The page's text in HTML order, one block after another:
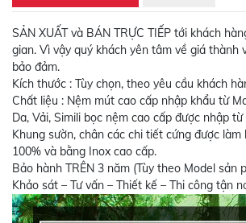
SẢN XUẤT và BÁN TRỰC TIẾP tới khách
gian. Vì vậy quý khách yên tâm về giá thành
bảo đảm.
Kích thước : Tùy chọn, theo yêu cầu khách
Chất liệu : Nệm mút cao cấp nhập khẩu từ
Da, Vải, Simili bọc nệm cao cấp được nhập
Khung sườn, chân các chi tiết cứng được
100% và bằng Inox cao cấp.
Bảo hành TRÊN 3 năm (Tùy theo Model sản
Khảo sát – Tư vấn – Thiết kế – Thi công tận